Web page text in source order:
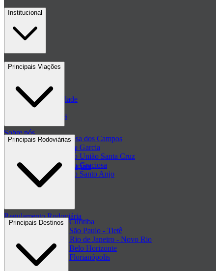
Institucional
Contato
Políticas de Privacidade
Passagens de ônibus
Sobre nós
Central de ajuda - FAQ
Regulamento de Promoções
Clube de ofertas
Regulamento Rodoviária
Principais Viações
Passagem Princesa dos Campos
Passagem Viação Garcia
Passagem Viação União Santa Cruz
Passagem Viação Graciosa
Passagem Viação Santo Anjo
+ Viações
Principais Rodoviárias
Rodoviária de Curitiba
Rodoviária de São Paulo - Tietê
Rodoviária do Rio de Janeiro - Novo Rio
Rodoviária de Belo Horizonte
Rodoviária de Florianópolis
+ Rodoviárias